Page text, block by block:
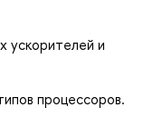
ускорителей и
процессоров.